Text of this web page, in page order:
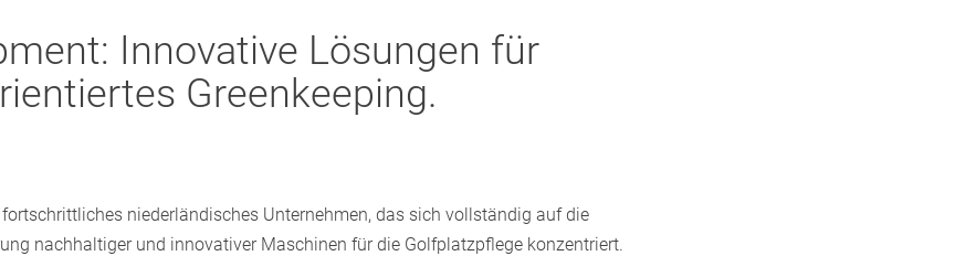
Innovative Lösungen für
Greenkeeping.
niederländisches Unternehmen, das sich vollständig auf die
nachhaltiger und innovativer Maschinen für die Golfplatzpflege konzentriert.